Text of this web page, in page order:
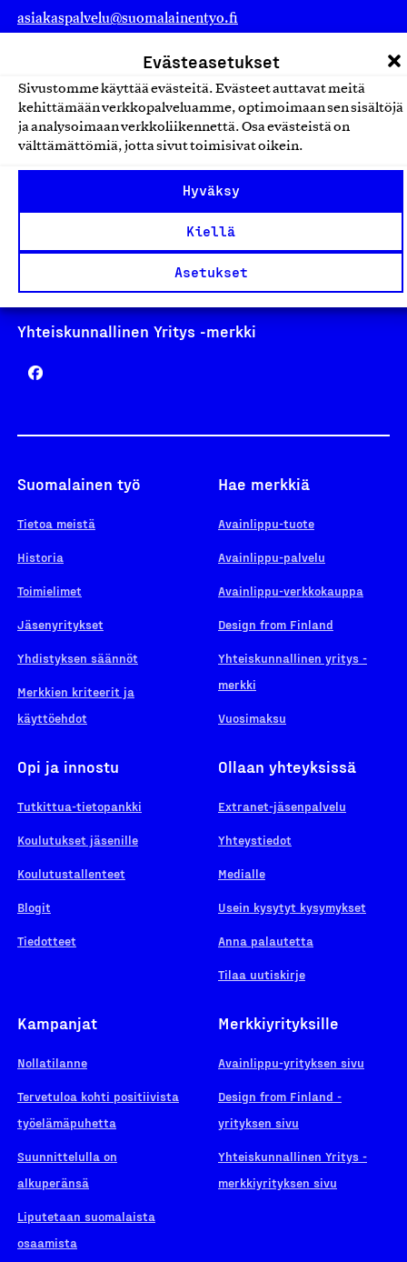
Evästeasetukset
Sivustomme käyttää evästeitä. Evästeet auttavat meitä
kehittämään verkkopalveluamme, optimoimaan sen sisältöjä
ja analysoimaan verkkoliikennettä. Osa evästeistä on
välttämättömiä, jotta sivut toimisivat oikein.
Hyväksy
Kiellä
Asetukset
asiakaspalvelu@suomalainentyo.fi
Avainlippu
Yhteiskunnallinen Yritys -merkki
Suomalainen työ
Tietoa meistä
Historia
Toimielimet
Jäsenyritykset
Yhdistyksen säännöt
Merkkien kriteerit ja
käyttöehdot
Hae merkkiä
Avainlippu-tuote
Avainlippu-palvelu
Avainlippu-verkkokauppa
Design from Finland
Yhteiskunnallinen yritys -
merkki
Vuosimaksu
Opi ja innostu
Tutkittua-tietopankki
Koulutukset jäsenille
Koulutustallenteet
Blogit
Tiedotteet
Ollaan yhteyksissä
Extranet-jäsenpalvelu
Yhteystiedot
Medialle
Usein kysytyt kysymykset
Anna palautetta
Tilaa uutiskirje
Kampanjat
Nollatilanne
Tervetuloa kohti positiivista
työelämäpuhetta
Suunnittelulla on
alkuperänsä
Liputetaan suomalaista
osaamista
Merkkiyrityksille
Avainlippu-yrityksen sivu
Design from Finland -
yrityksen sivu
Yhteiskunnallinen Yritys -
merkkiyrityksen sivu